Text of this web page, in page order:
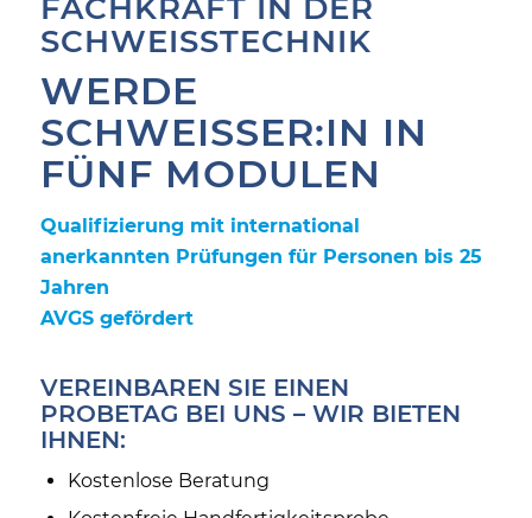
FACHKRAFT IN DER
SCHWEISSTECHNIK
WERDE
SCHWEISSER:IN IN F
ÜNF MODULEN
Qualifizierung mit international
anerkannten Prüfungen für Personen bis 25
Jahren
AVGS gefördert
VEREINBAREN SIE EINEN
PROBETAG BEI UNS – WIR BIETEN
IHNEN:
Kostenlose Beratung